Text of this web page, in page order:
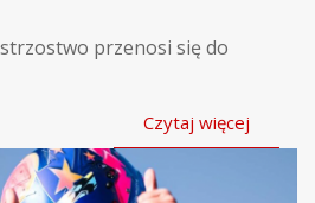
przenosi się do
Czytaj więcej